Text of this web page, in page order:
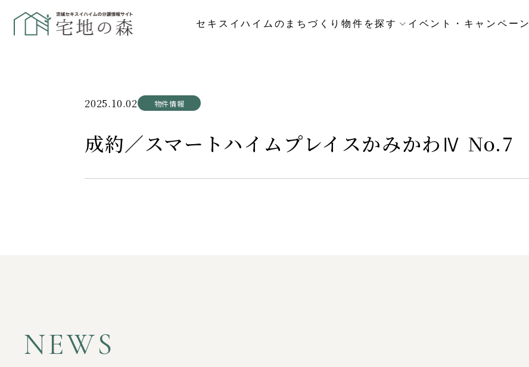
セキスイハイムのまちづくり物件を探す イベント・キャンペーン
2025.10.02 物件情報
成約／スマートハイムプレイスかみかわⅣ No.7
NEWS